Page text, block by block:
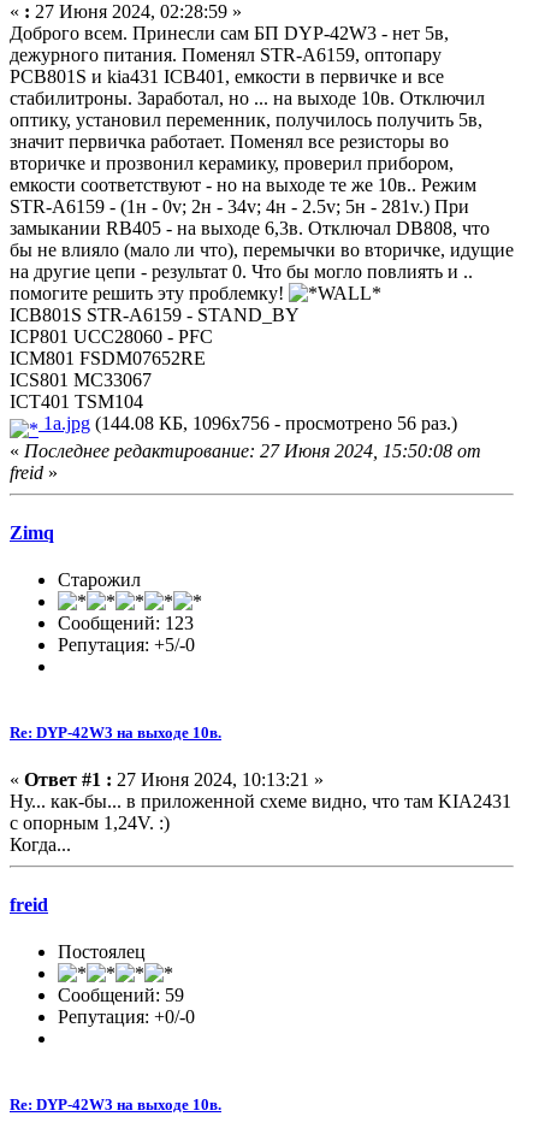
« : 27 Июня 2024, 02:28:59 »
Доброго всем. Принесли сам БП DYP-42W3 - нет 5в,
дежурного питания. Поменял STR-A6159, оптопару
PCB801S и kia431 ICB401, емкости в первичке и все
стабилитроны. Заработал, но ... на выходе 10в. Отключил
оптику, установил переменник, получилось получить 5в,
значит первичка работает. Поменял все резисторы во
вторичке и прозвонил керамику, проверил прибором,
емкости соответствуют - но на выходе те же 10в.. Режим
STR-A6159 - (1н - 0v; 2н - 34v; 4н - 2.5v; 5н - 281v.) При
замыкании RB405 - на выходе 6,3в. Отключал DB808, что
бы не влияло (мало ли что), перемычки во вторичке, идущие
на другие цепи - результат 0. Что бы могло повлиять и ..
помогите решить эту проблемку!
ICB801S STR-A6159 - STAND_BY
ICP801 UCC28060 - PFC
ICM801 FSDM07652RE
ICS801 MC33067
ICT401 TSM104
1a.jpg (144.08 КБ, 1096x756 - просмотрено 56 раз.)
« Последнее редактирование: 27 Июня 2024, 15:50:08 от
freid »
Zimq
Старожил
Сообщений: 123
Репутация: +5/-0
Re: DYP-42W3 на выходе 10в.
« Ответ #1 : 27 Июня 2024, 10:13:21 »
Ну... как-бы... в приложенной схеме видно, что там KIA2431
с опорным 1,24V. :)
Когда...
freid
Постоялец
Сообщений: 59
Репутация: +0/-0
Re: DYP-42W3 на выходе 10в.